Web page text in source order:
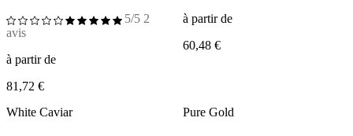
5/5 2
avis
à partir de
81,72 €
à partir de
60,48 €
White Caviar Pure Gold